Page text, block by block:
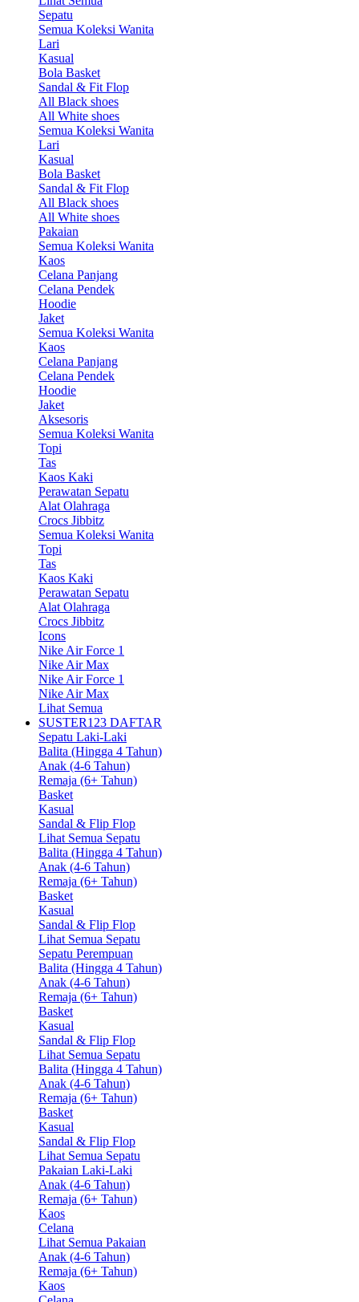
Sepatu
Semua Koleksi Wanita
Lari
Kasual
Bola Basket
Sandal & Fit Flop
All Black shoes
All White shoes
Semua Koleksi Wanita
Lari
Kasual
Bola Basket
Sandal & Fit Flop
All Black shoes
All White shoes
Pakaian
Semua Koleksi Wanita
Kaos
Celana Panjang
Celana Pendek
Hoodie
Jaket
Semua Koleksi Wanita
Kaos
Celana Panjang
Celana Pendek
Hoodie
Jaket
Aksesoris
Semua Koleksi Wanita
Topi
Tas
Kaos Kaki
Perawatan Sepatu
Alat Olahraga
Crocs Jibbitz
Semua Koleksi Wanita
Topi
Tas
Kaos Kaki
Perawatan Sepatu
Alat Olahraga
Crocs Jibbitz
Icons
Nike Air Force 1
Nike Air Max
Nike Air Force 1
Nike Air Max
Lihat Semua
SUSTER123 DAFTAR
Sepatu Laki-Laki
Balita (Hingga 4 Tahun)
Anak (4-6 Tahun)
Remaja (6+ Tahun)
Basket
Kasual
Sandal & Flip Flop
Lihat Semua Sepatu
Balita (Hingga 4 Tahun)
Anak (4-6 Tahun)
Remaja (6+ Tahun)
Basket
Kasual
Sandal & Flip Flop
Lihat Semua Sepatu
Sepatu Perempuan
Balita (Hingga 4 Tahun)
Anak (4-6 Tahun)
Remaja (6+ Tahun)
Basket
Kasual
Sandal & Flip Flop
Lihat Semua Sepatu
Balita (Hingga 4 Tahun)
Anak (4-6 Tahun)
Remaja (6+ Tahun)
Basket
Kasual
Sandal & Flip Flop
Lihat Semua Sepatu
Pakaian Laki-Laki
Anak (4-6 Tahun)
Remaja (6+ Tahun)
Kaos
Celana
Lihat Semua Pakaian
Anak (4-6 Tahun)
Remaja (6+ Tahun)
Kaos